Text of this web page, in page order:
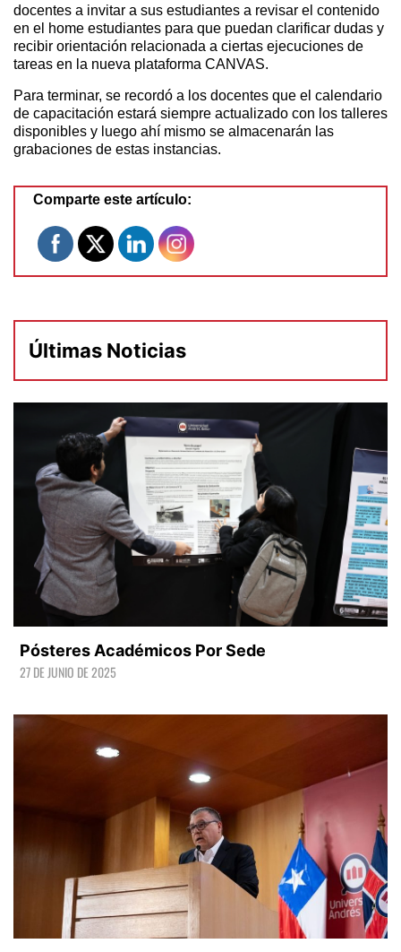
docentes a invitar a sus estudiantes a revisar el contenido
en el home estudiantes para que puedan clarificar dudas y
recibir orientación relacionada a ciertas ejecuciones de
tareas en la nueva plataforma CANVAS.
Para terminar, se recordó a los docentes que el calendario
de capacitación estará siempre actualizado con los talleres
disponibles y luego ahí mismo se almacenarán las
grabaciones de estas instancias.
Comparte este artículo:
Últimas Noticias
Pósteres Académicos Por Sede
27 DE JUNIO DE 2025